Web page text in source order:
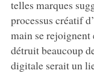
telles marques
processus créatif
main se
détruit beaucoup
digitale serait un